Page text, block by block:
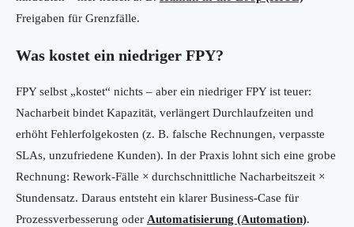
Freigaben für Grenzfälle.
Was kostet ein niedriger FPY?
FPY selbst „kostet“ nichts – aber ein niedriger FPY ist teuer:
Nacharbeit bindet Kapazität, verlängert Durchlaufzeiten und
erhöht Fehlerfolgekosten (z. B. falsche Rechnungen, verpasste
SLAs, unzufriedene Kunden). In der Praxis lohnt sich eine grobe
Rechnung: Rework-Fälle × durchschnittliche Nacharbeitszeit ×
Stundensatz. Daraus entsteht ein klarer Business-Case für
Prozessverbesserung oder Automatisierung (Automation).